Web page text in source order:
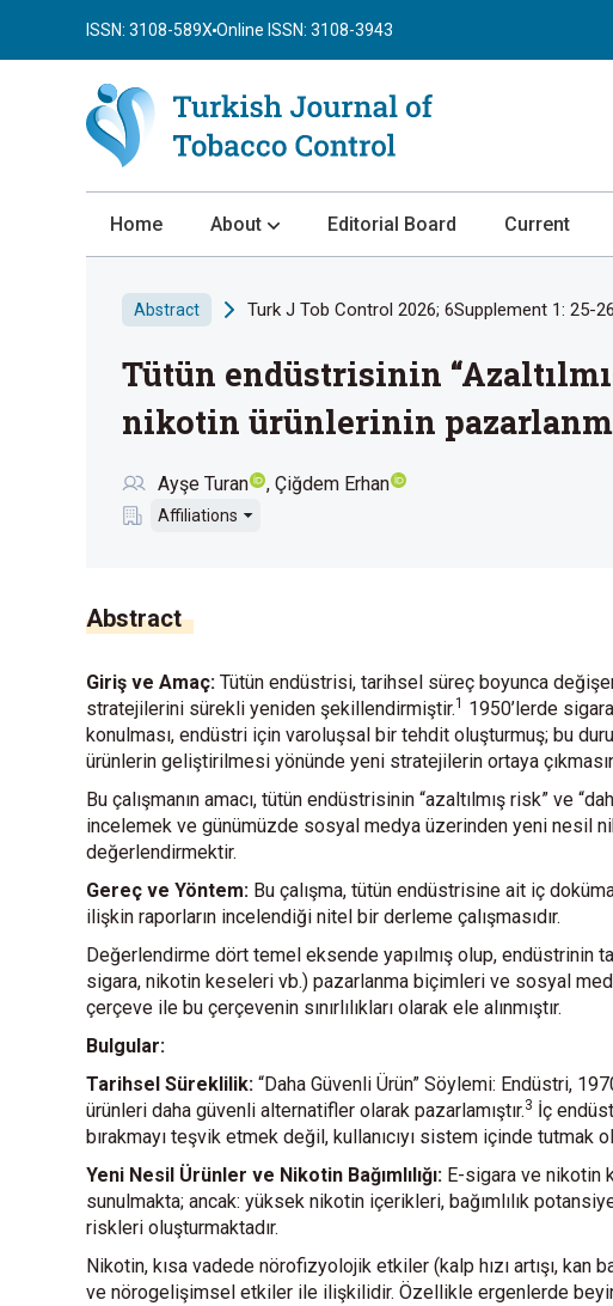
ISSN: 3108-589X Online ISSN: 3108-3943
Home About
Author Guidelines
Review Process
Publication Ethics
Privacy Statement
Editorial Board Current
Abstract Turk J Tob Control 2026; 6Supplement 1: 25-
Tütün endüstrisinin
nikotin ürünlerinin
Ayşe Turan Çiğdem Erhan
Affiliations
Abstract
Giriş ve Amaç: Tütün endüstrisi, tarihsel süreç boyunca
stratejilerini sürekli yeniden şekillendirmiştir.1 1950’lerde
konulması, endüstri için varoluşsal bir tehdit oluşturmuş; bu
ürünlerin geliştirilmesi yönünde yeni stratejilerin ortaya
Bu çalışmanın amacı, tütün endüstrisinin “azaltılmış risk” ve
incelemek ve günümüzde sosyal medya üzerinden yeni nesil
değerlendirmektir.
Gereç ve Yöntem: Bu çalışma, tütün endüstrisine ait iç
ilişkin raporların incelendiği nitel bir derleme çalışmasıdır.
Değerlendirme dört temel eksende yapılmış olup,
sigara, nikotin keseleri vb.) pazarlanma biçimleri ve sosyal
çerçeve ile bu çerçevenin sınırlılıkları olarak ele alınmıştır.
Bulgular:
Tarihsel Süreklilik: “Daha Güvenli Ürün” Söylemi: Endüstri,
ürünleri daha güvenli alternatifler olarak pazarlamıştır.3 İç
bırakmayı teşvik etmek değil, kullanıcıyı sistem içinde tutmak
Yeni Nesil Ürünler ve Nikotin Bağımlılığı: E-sigara ve nikotin
sunulmakta; ancak: yüksek nikotin içerikleri, bağımlılık
riskleri oluşturmaktadır.
Nikotin, kısa vadede nörofizyolojik etkiler (kalp hızı artışı,
ve nörogelişimsel etkiler ile ilişkilidir. Özellikle ergenlerde